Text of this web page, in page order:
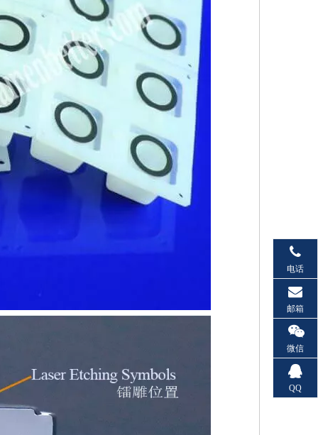
电话
邮箱
微信
QQ